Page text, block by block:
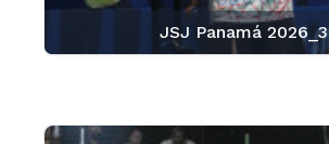
JSJ Panamá 2026_3